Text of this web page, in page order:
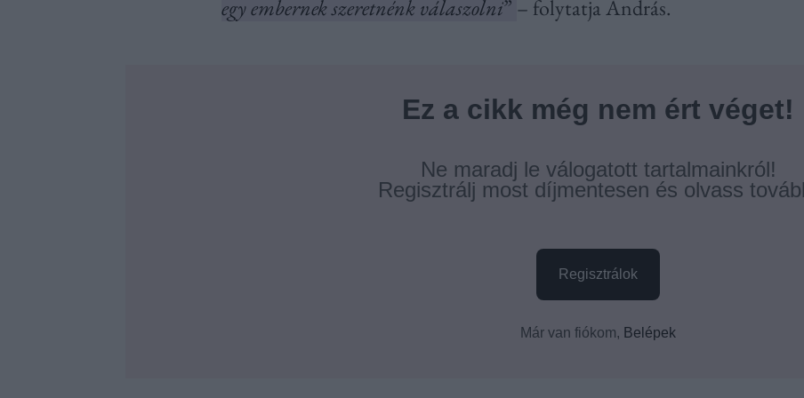
egy embernek szeretnénk válaszolni” – folytatja András.